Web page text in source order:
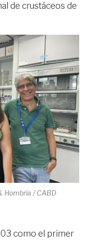
de crustáceos de
Hombría / CABD
como el primer